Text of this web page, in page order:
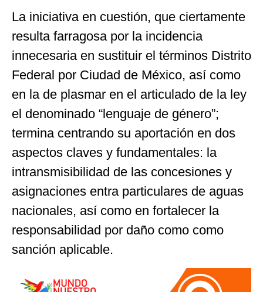
La iniciativa en cuestión, que ciertamente
resulta farragosa por la incidencia
innecesaria en sustituir el términos Distrito
Federal por Ciudad de México, así como
en la de plasmar en el articulado de la ley
el denominado “lenguaje de género”;
termina centrando su aportación en dos
aspectos claves y fundamentales: la
intransmisibilidad de las concesiones y
asignaciones entra particulares de aguas
nacionales, así como en fortalecer la
responsabilidad por daño como como
sanción aplicable.